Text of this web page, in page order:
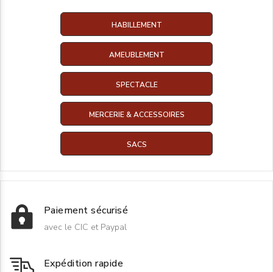
HABILLEMENT
AMEUBLEMENT
SPECTACLE
MERCERIE & ACCESSOIRES
SACS
Paiement sécurisé
avec le CIC et Paypal
Expédition rapide